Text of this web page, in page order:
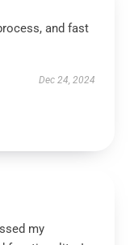
and fast
Dec 24, 2024
my